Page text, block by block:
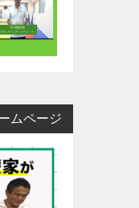
ムページ